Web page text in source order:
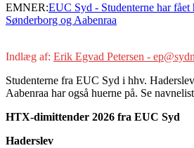
EMNER:EUC Syd - Studenterne har fået
Sønderborg og Aabenraa
Indlæg af: Erik Egvad Petersen -
Studenterne fra EUC Syd i hhv.
Aabenraa har også huerne på. Se
HTX-dimittender 2026 fra EUC Syd
Haderslev